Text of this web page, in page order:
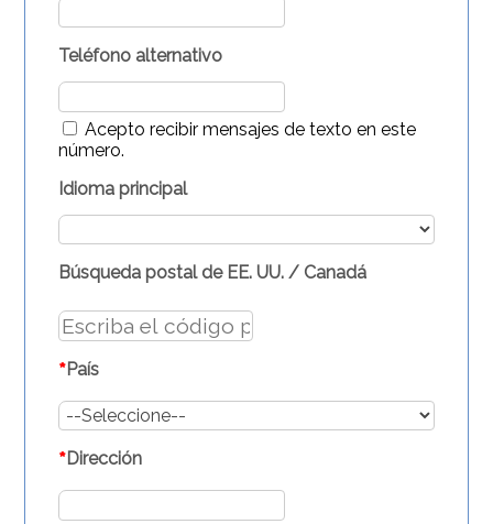
Teléfono alternativo
Acepto recibir mensajes de texto en este
número.
Idioma principal
Búsqueda postal de EE. UU. / Canadá
*País
*Dirección